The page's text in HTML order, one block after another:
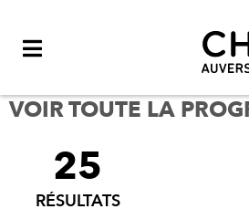
VOIR TOUTE LA
FILTRER
25
RÉSULTATS